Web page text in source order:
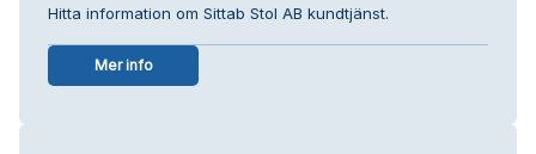
Hitta information om Sittab Stol AB kundtjänst.
Mer info